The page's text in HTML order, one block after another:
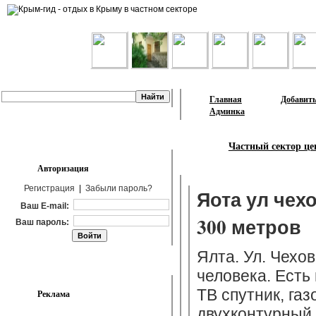
Главная
Админка
Частный сектор
Яота ул
300 метров
Ялта. Ул.
человека.
ТВ спутник,
Авторизация
Регистрация
Забыли пароль?
Ваш E-mail:
Ваш пароль:
Реклама